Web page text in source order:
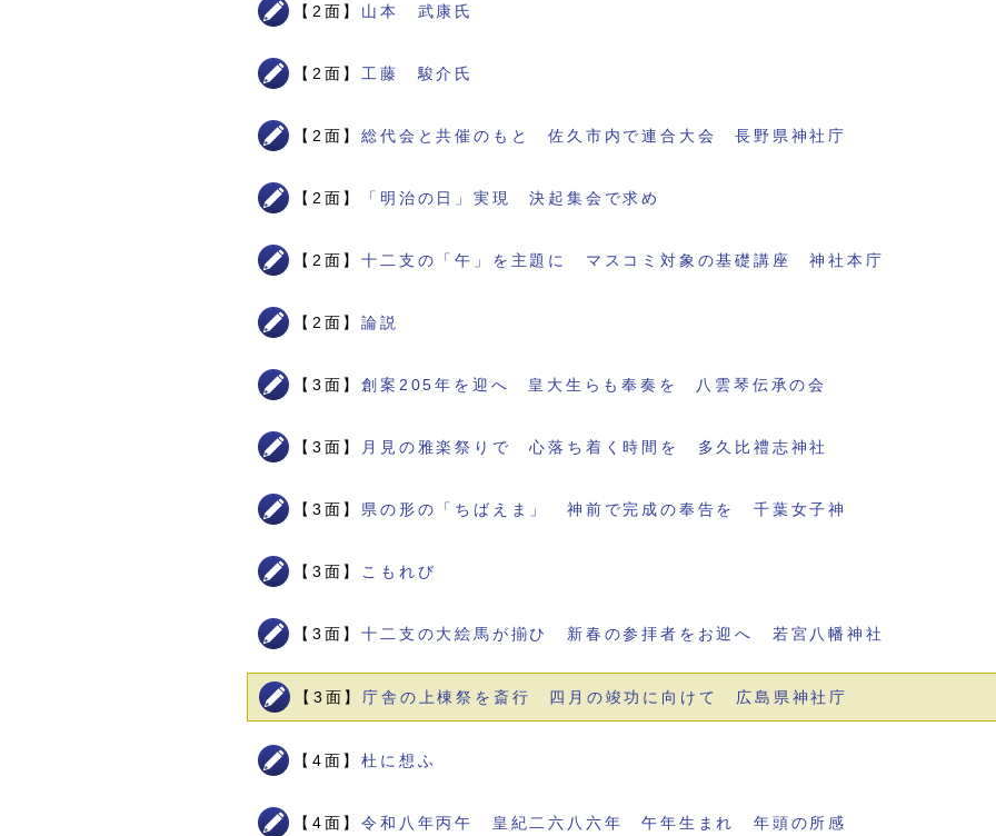
【2面】 山本 武康氏
【2面】 工藤 駿介氏
【2面】総代会と共催のもと 佐久市内で連合大会 長野県神社庁
【2面】 「明治の日」実現 決起集会で求め
【2面】十二支の「午」を主題に マスコミ対象の基礎講座 神社本庁
【2面】論説
【3面】創案205年を迎へ 皇大生らも奉奏を 八雲琴伝承の会
【3面】 月見の雅楽祭りで 心落ち着く時間を 多久比禮志神社
【3面】 県の形の「ちばえま」 神前で完成の奉告を 千葉女子神
【3面】 こもれび
【3面】十二支の大絵馬が揃ひ 新春の参拝者をお迎へ 若宮八幡神社
【3面】 庁舎の上棟祭を斎行 四月の竣功に向けて 広島県神社庁
【4面】杜に想ふ
【4面】令和八年丙午 皇紀二六八六年 午年生まれ 年頭の所感